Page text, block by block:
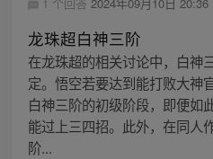
龙珠超白神三阶
在龙珠超的相关讨论中，白神
定。悟空若要达到能打败大神
白神三阶的初级阶段，即便如
能过上三四招。此外，在同人
阶...